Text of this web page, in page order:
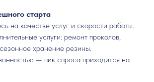
старта
на качестве услуг и скорости работы.
услуги: ремонт проколов,
хранение резины.
— пик спроса приходится на